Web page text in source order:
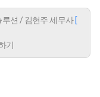
루션 / 김현주 세무사 [
기